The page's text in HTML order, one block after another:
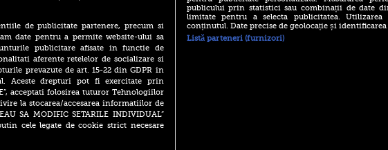
(P) Descoperă Lumea
Evenimentelor din România
cu Transilvania Events!
Emoții intense
Sebastian Stan!
de publicitate partenere, precum si
date pentru a permite website-ului sa
publicitare afisate in functie de
aferente retelelor de socializare si
prevazute de art. 15-22 din GDPR in
Aceste drepturi pot fi exercitate prin
acceptati folosirea tuturor Tehnologiilor
la stocarea/accesarea informatiilor de
SA MODIFIC SETARILE INDIVIDUAL”
cele legate de cookie strict necesare
publicului prin statistici sau combinații de date
limitate pentru a selecta publicitatea.
conținutul. Date precise de geolocație și
Listă parteneri (furnizori)